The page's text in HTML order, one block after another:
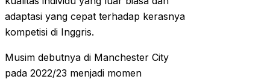
adaptasi yang cepat terhadap kerasnya
kompetisi di Inggris.
Musim debutnya di Manchester City
pada 2022/23 menjadi momen